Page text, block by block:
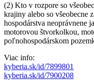
(2) Kto v rozpore so
krajiny alebo so všeobecne
hospodárstva neoprávnene
motorovou štvorkolkou,
poľnohospodárskom
Viac info:
kyberia.sk/id/7899801
kyberia.sk/id/7900208